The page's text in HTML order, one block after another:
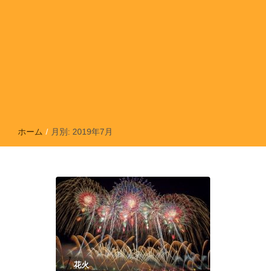
ホーム / 月別: 2019年7月
花火